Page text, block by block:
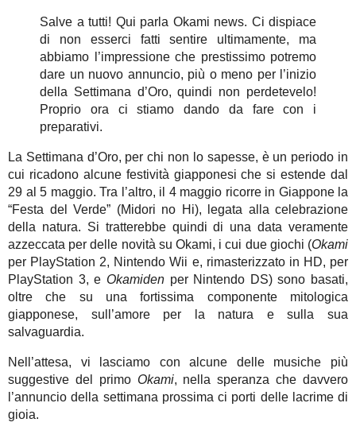
Salve a tutti! Qui parla Okami news. Ci dispiace
di non esserci fatti sentire ultimamente, ma
abbiamo l’impressione che prestissimo potremo
dare un nuovo annuncio, più o meno per l’inizio
della Settimana d’Oro, quindi non perdetevelo!
Proprio ora ci stiamo dando da fare con i
preparativi.
La Settimana d’Oro, per chi non lo sapesse, è un periodo in
cui ricadono alcune festività giapponesi che si estende dal
29 al 5 maggio. Tra l’altro, il 4 maggio ricorre in Giappone la
“Festa del Verde” (Midori no Hi), legata alla celebrazione
della natura. Si tratterebbe quindi di una data veramente
azzeccata per delle novità su Okami, i cui due giochi (Okami
per PlayStation 2, Nintendo Wii e, rimasterizzato in HD, per
PlayStation 3, e Okamidenper Nintendo DS) sono basati,
oltre che su una fortissima componente mitologica
giapponese, sull’amore per la natura e sulla sua
salvaguardia.
Nell’attesa, vi lasciamo con alcune delle musiche più
suggestive del primo Okami, nella speranza che davvero
l’annuncio della settimana prossima ci porti delle lacrime di
gioia.